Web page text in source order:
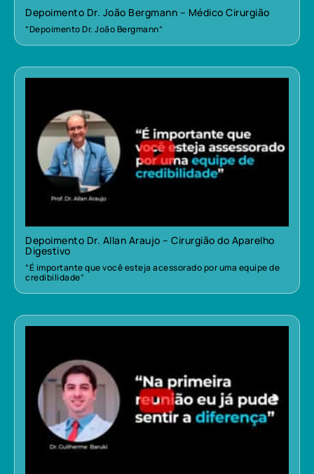
Depoimento Dr. João Bergmann – Médico Cirurgião
“Depoimento Dr. João Bergmann”
Depoimento Dr. Allan Araujo – Cirurgião do Aparelho
Digestivo
“É importante que você esteja acessorado por uma equipe de
credibilidade”